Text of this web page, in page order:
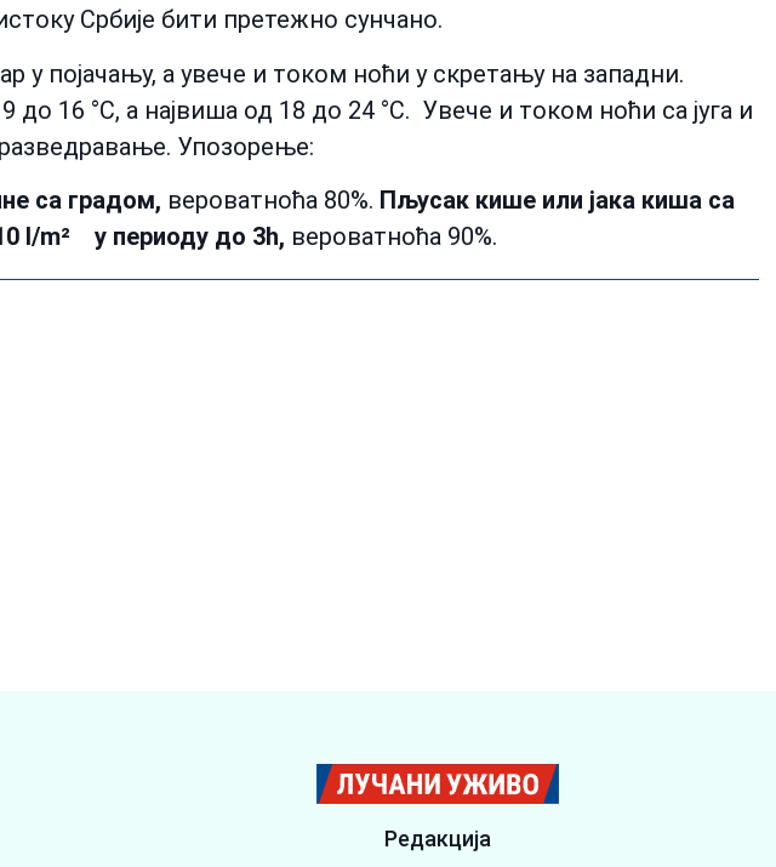
Србије бити претежно сунчано.
у појачању, а увече и током ноћи у скретању на западни.
до 16 °С, а највиша од 18 до 24 °С. Увече и током ноћи са југа и
разведравање. Упозорење:
са градом, вероватноћа 80%. Пљусак кише или јака киша са
l/m² у периоду до 3h, вероватноћа 90%.
Редакција